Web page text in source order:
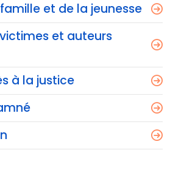
et de la jeunesse
et auteurs
à la justice